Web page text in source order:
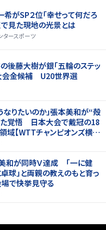
希がSP２位「幸せって何だろ
で見た現地の光景とは
タースポーツ
後藤大樹が銀「五輪のステッ
会金候補 U20世界選
なりたいのか」張本美和が“殻
た覚悟 日本大会で戴冠の18
域【WTTチャンピオンズ横浜
美和が同時Ｖ達成 「一に健
球」と両親の教えのもと育っ
で快挙見守る